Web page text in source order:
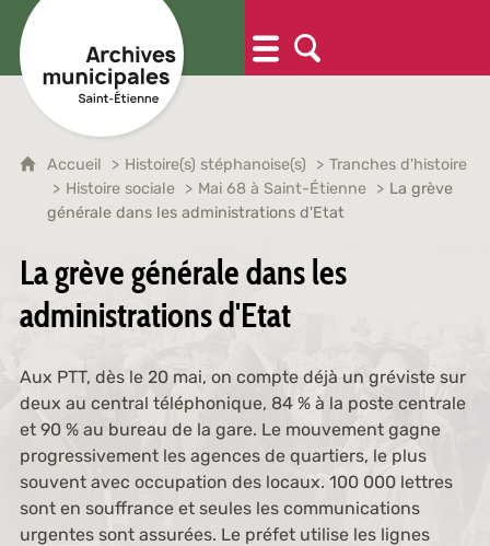
Accueil Histoire(s) stéphanoise(s)
Tranches d'histoire
Histoire sociale
Mai 68 à Saint-Étienne
La grève
générale dans les administrations d'Etat
La grève générale dans les
administrations d'Etat
Aux PTT, dès le 20 mai, on compte déjà un gréviste sur
deux au central téléphonique, 84 % à la poste centrale
et 90 % au bureau de la gare. Le mouvement gagne
progressivement les agences de quartiers, le plus
souvent avec occupation des locaux. 100 000 lettres
sont en souffrance et seules les communications
urgentes sont assurées. Le préfet utilise les lignes